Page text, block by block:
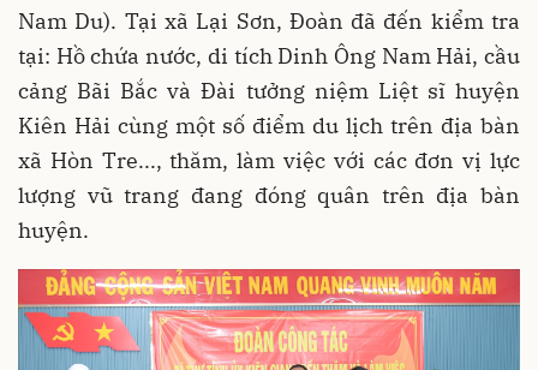
Nam Du). Tại xã Lại Sơn, Đoàn đã đến kiểm tra
tại: Hồ chứa nước, di tích Dinh Ông Nam Hải, cầu
cảng Bãi Bắc và Đài tưởng niệm Liệt sĩ huyện
Kiên Hải cùng một số điểm du lịch trên địa bàn
xã Hòn Tre..., thăm, làm việc với các đơn vị lực
lượng vũ trang đang đóng quân trên địa bàn
huyện.